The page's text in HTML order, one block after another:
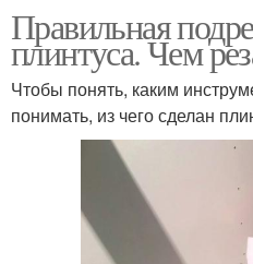
Правильная
плинтуса. Чем
Чтобы понять, каким
понимать, из чего сделан